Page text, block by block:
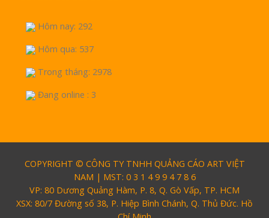
Hôm nay: 292
Hôm qua: 537
Trong tháng: 2978
Đang online : 3
COPYRIGHT © CÔNG TY TNHH QUẢNG CÁO ART VIỆT
NAM | MST: 0 3 1 4 9 9 4 7 8 6
VP: 80 Dương Quảng Hàm, P. 8, Q. Gò Vấp, TP. HCM
XSX: 80/7 Đường số 38, P. Hiệp Bình Chánh, Q. Thủ Đức. Hồ